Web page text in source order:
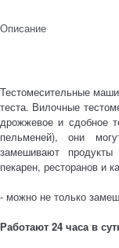
Описание
Тестомесительные
теста. Вилочные
дрожжевое и сдобное
пельменей), они
замешивают
пекарен, ресторанов и
- можно не только
Работают 24 часа в